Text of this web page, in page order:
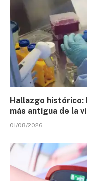
Hallazgo histórico:
más antigua de la
01/08/2026